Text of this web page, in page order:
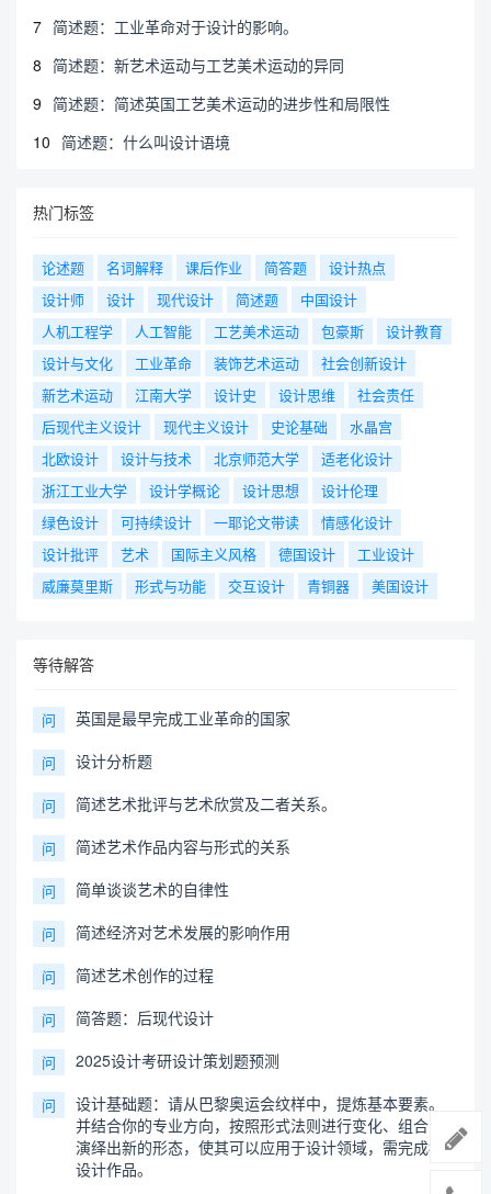
7 简述题：工业革命对于设计的影响。
8 简述题：新艺术运动与工艺美术运动的异同
9 简述题：简述英国工艺美术运动的进步性和局限性
10 简述题：什么叫设计语境
热门标签
论述题 名词解释 课后作业 简答题
设计热点
设计师
设计 现代设计 简述题
中国设计
人机工程学
人工智能 工艺美术运动 包豪斯
设计教育
设计与文化
工业革命 装饰艺术运动
社会创新设计
新艺术运动
江南大学 设计史 设计思维
社会责任
后现代主义设计
现代主义设计 史论基础
水晶宫
北欧设计
设计与技术 北京师范大学
适老化设计
浙江工业大学
设计学概论 设计思想
设计伦理
绿色设计
可持续设计 一耶论文带读
情感化设计
设计批评
艺术 国际主义风格 德国设计
工业设计
威廉莫里斯
形式与功能 交互设计 青铜器 美国设计
等待解答
问 英国是最早完成工业革命的国家
问 设计分析题
问 简述艺术批评与艺术欣赏及二者关系。
问 简述艺术作品内容与形式的关系
问 简单谈谈艺术的自律性
问 简述经济对艺术发展的影响作用
问 简述艺术创作的过程
问 简答题：后现代设计
问 2025设计考研设计策划题预测
问
设计基础题：请从巴黎奥运会纹样中，提炼基本要素。
并结合你的专业方向，按照形式法则进行变化、组合，
演绎出新的形态，使其可以应用于设计领域，需完成3个
设计作品。